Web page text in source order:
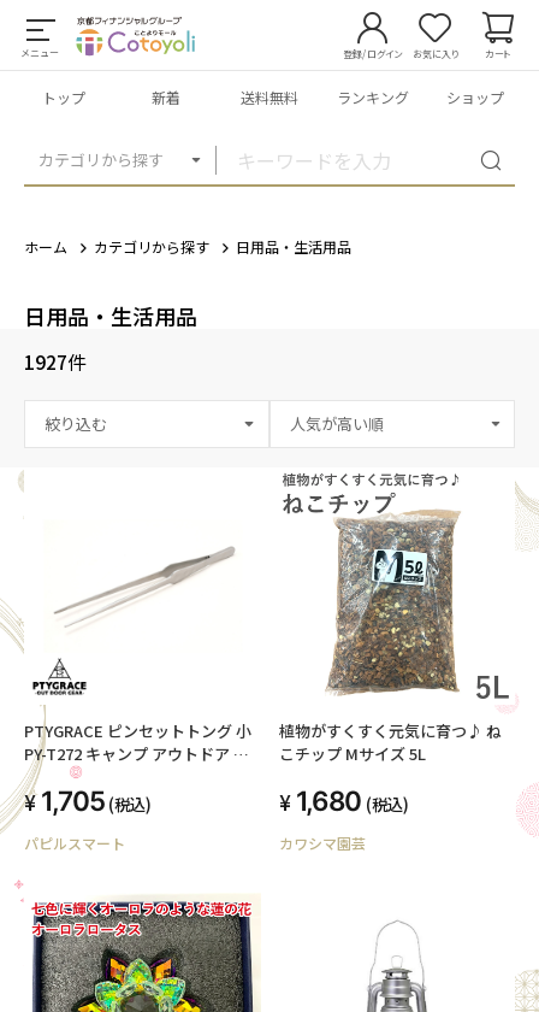
メニュー
カテゴリから探す
登録/ログイン お気に入り カート
トップ 新着 送料無料 ランキング ショップ
ホーム カテゴリから探す 日用品・生活用品
日用品・生活用品
1927件
絞り込む
PTYGRACE ピンセットトング 小
PY-T272 キャンプ アウトドア レ
ジャー 調理 日本製 プリグレース
1,705 (税込)
パピルスマート
植物がすくすく元気に育つ♪ ね
こチップ Mサイズ 5L
1,680 (税込)
カワシマ園芸